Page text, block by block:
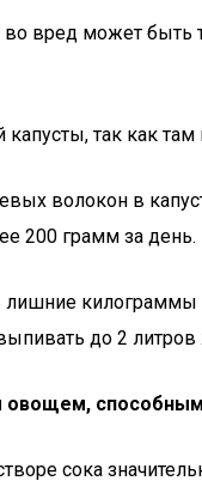
вред может быть
так как
волокон в
200 грамм за день.
до 2
овощем,
сока